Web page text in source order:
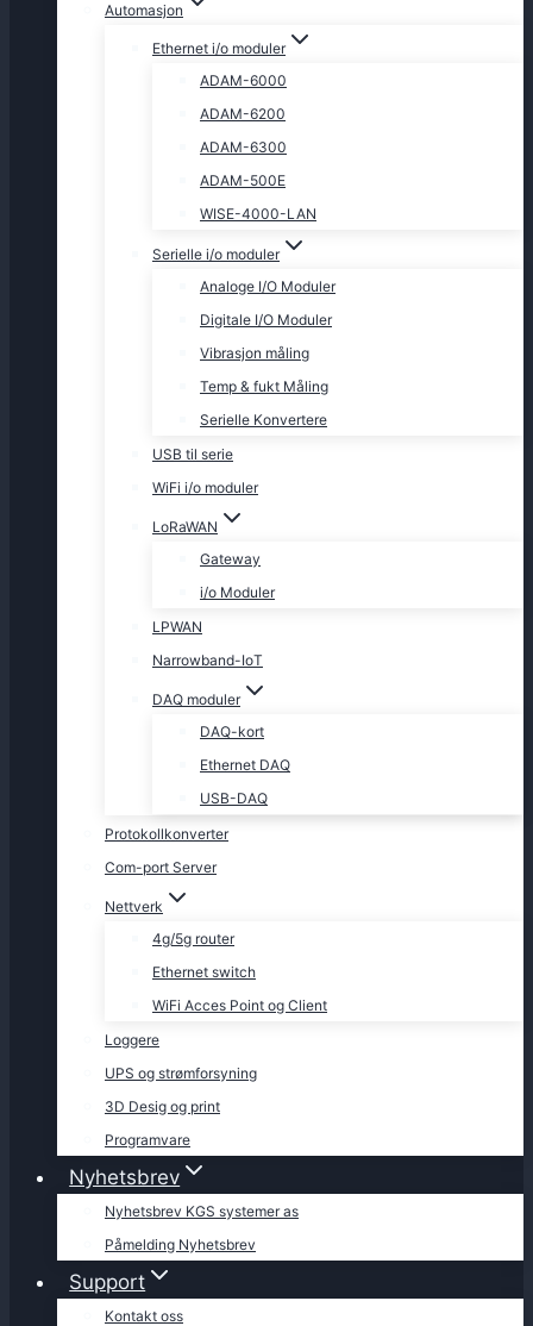
Automasjon
Ethernet i/o moduler
ADAM-6000
ADAM-6200
ADAM-6300
ADAM-500E
WISE-4000-LAN
Serielle i/o moduler
Analoge I/O Moduler
Digitale I/O Moduler
Vibrasjon måling
Temp & fukt Måling
Serielle Konvertere
USB til serie
WiFi i/o moduler
LoRaWAN
Gateway
i/o Moduler
LPWAN
Narrowband-IoT
DAQ moduler
DAQ-kort
Ethernet DAQ
USB-DAQ
Protokollkonverter
Com-port Server
Nettverk
4g/5g router
Ethernet switch
WiFi Acces Point og Client
Loggere
UPS og strømforsyning
3D Desig og print
Programvare
Nyhetsbrev
Nyhetsbrev KGS systemer as
Påmelding Nyhetsbrev
Support
Kontakt oss